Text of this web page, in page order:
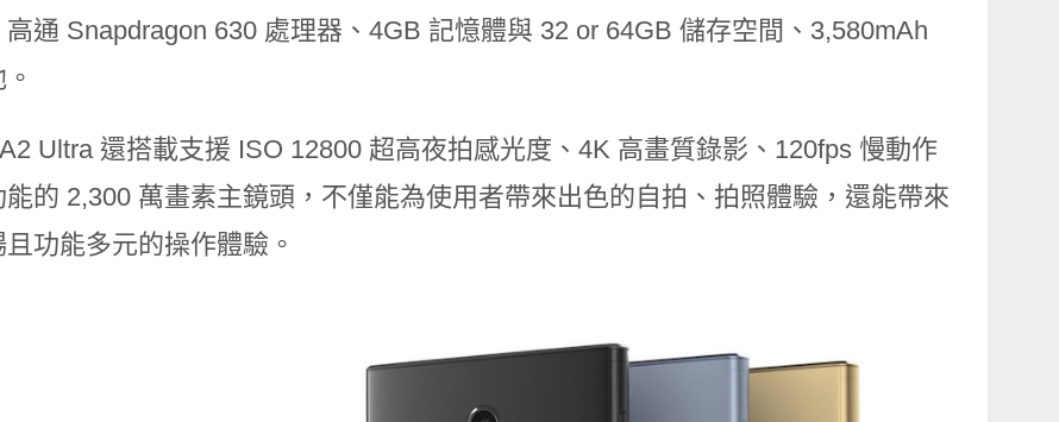
高通 Snapdragon 630 處理器、4GB 記憶體與 32 or 64GB 儲存空間、3,580mAh
Ultra 還搭載支援 ISO 12800 超高夜拍感光度、 4K 高畫質錄影、 120fps 慢動作
的 2,300 萬畫素主鏡頭，不僅能為使用者帶來出色的自拍、拍照體驗，還能帶來
功能多元的操作體驗。